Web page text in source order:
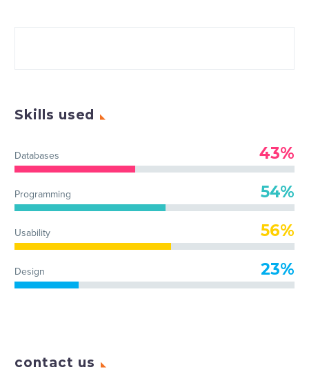
Skills used
Databases 43%
Programming 54%
Usability 56%
Design 23%
contact us